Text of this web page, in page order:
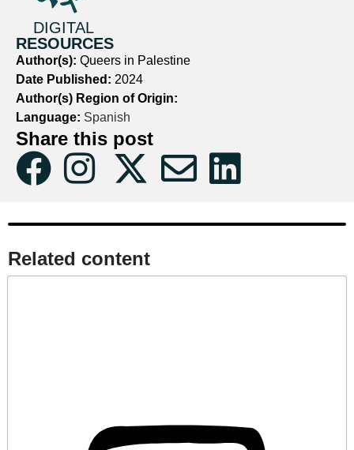
DIGITAL
RESOURCES
Author(s): Queers in Palestine
Date Published: 2024
Author(s) Region of Origin:
Language: Spanish
Share this post
Related content​